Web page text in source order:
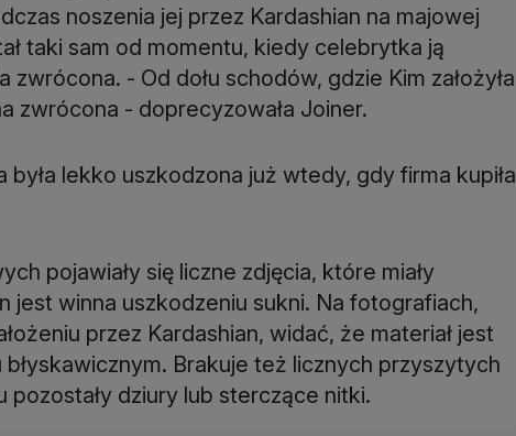
noszenia jej przez Kardashian na majowej
taki sam od momentu, kiedy celebrytka ją
zwrócona. - Od dołu schodów, gdzie Kim założyła
zwrócona - doprecyzowała Joiner.
lekko uszkodzona już wtedy, gdy firma kupiła
pojawiały się liczne zdjęcia, które miały
jest winna uszkodzeniu sukni. Na fotografiach,
przez Kardashian, widać, że materiał jest
Brakuje też licznych przyszytych
pozostały dziury lub sterczące nitki.